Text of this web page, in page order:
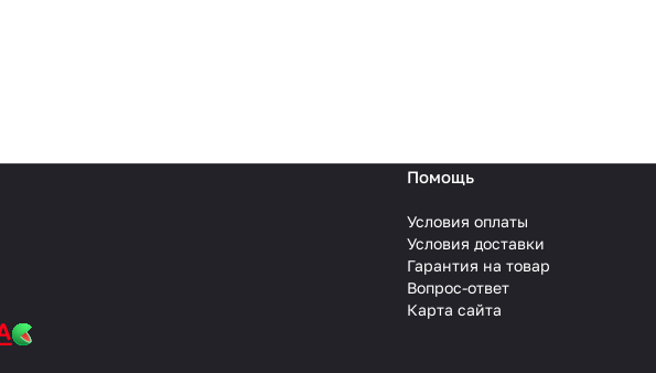
Помощь
Условия оплаты
Условия доставки
Гарантия на товар
Вопрос-ответ
Карта сайта